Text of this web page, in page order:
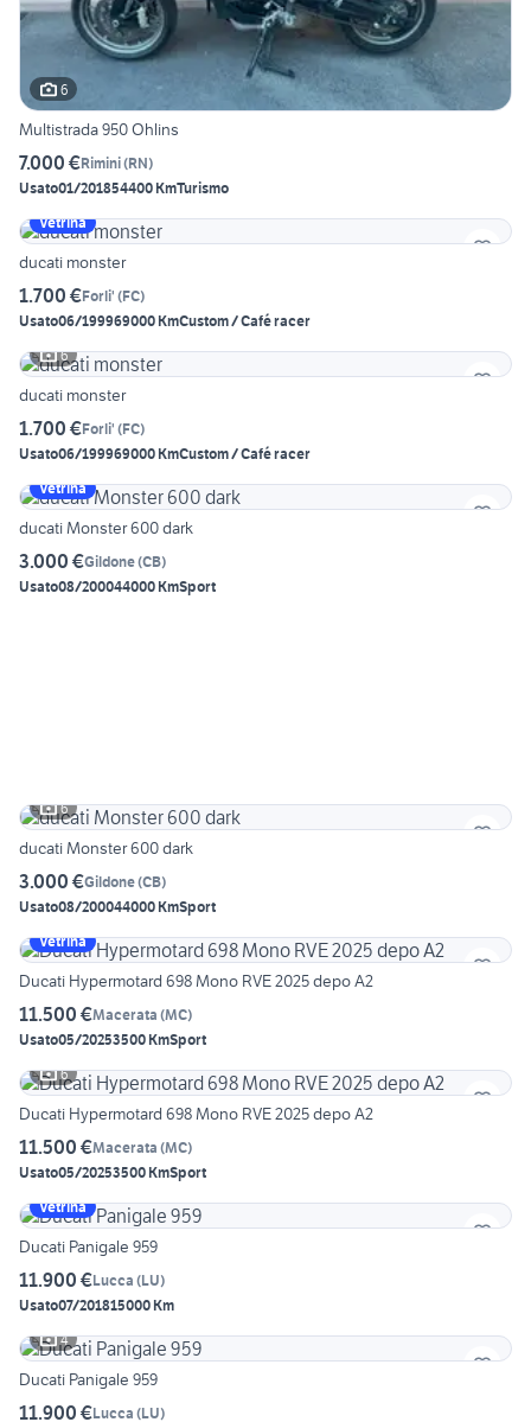
6
Multistrada 950 Ohlins
7.000 €Rimini(RN)
Usato01/201854400 KmTurismo
Vetrina
ducati monster
1.700 €Forli' (FC)
Usato06/199969000 KmCustom / Café racer
6
ducati monster
1.700 €Forli' (FC)
Usato06/199969000 KmCustom / Café racer
Vetrina
ducati Monster 600 dark
3.000 €Gildone(CB)
Usato08/200044000 KmSport
6
ducati Monster 600 dark
3.000 €Gildone(CB)
Usato08/200044000 KmSport
Vetrina
Ducati Hypermotard 698 Mono RVE 2025 depo A2
11.500 €Macerata (MC)
Usato05/20253500 KmSport
6
Ducati Hypermotard 698 Mono RVE 2025 depo A2
11.500 €Macerata (MC)
Usato05/20253500 KmSport
Vetrina
Ducati Panigale 959
11.900 €Lucca (LU)
Usato07/201815000 Km
4
Ducati Panigale 959
11.900 €Lucca (LU)